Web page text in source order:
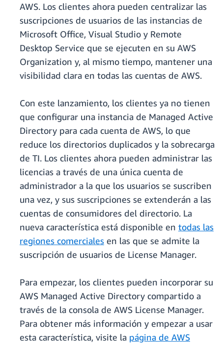
AWS. Los clientes ahora pueden centralizar las
suscripciones de usuarios de las instancias de
Microsoft Office, Visual Studio y Remote
Desktop Service que se ejecuten en su AWS
Organization y, al mismo tiempo, mantener una
visibilidad clara en todas las cuentas de AWS.
Con este lanzamiento, los clientes ya no tienen
que configurar una instancia de Managed Active
Directory para cada cuenta de AWS, lo que
reduce los directorios duplicados y la sobrecarga
de TI. Los clientes ahora pueden administrar las
licencias a través de una única cuenta de
administrador a la que los usuarios se suscriben
una vez, y sus suscripciones se extenderán a las
cuentas de consumidores del directorio. La
nueva característica está disponible en todas las
regiones comerciales en las que se admite la
suscripción de usuarios de License Manager.
Para empezar, los clientes pueden incorporar su
AWS Managed Active Directory compartido a
través de la consola de AWS License Manager.
Para obtener más información y empezar a usar
esta característica, visite la página de AWS